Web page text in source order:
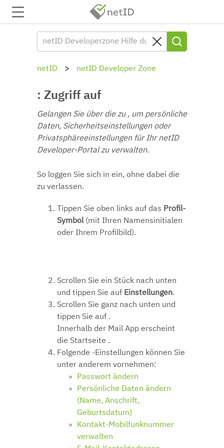
netID netID Developer Zone
: Zugriff auf
Gelangen Sie über die zu , um persönliche
Daten, Sicherheitseinstellungen oder
Privatsphäreeinstellungen für Ihr netID
Developer-Portal zu verwalten.
So loggen Sie sich in ein, ohne dabei die
zu verlassen.
Tippen Sie oben links auf das Profil-
Symbol(mit Ihren Namensinitialen
oder Ihrem Profilbild).
Scrollen Sie ein Stück nach unten
und tippen Sie auf Einstellungen.
Scrollen Sie ganz nach unten und
tippen Sie auf .
Innerhalb der Mail App erscheint
die Startseite .
Folgende -Einstellungen können Sie
unter anderem vornehmen:
Passwort ändern
Persönliche Daten ändern
(Name, Anschrift,
Geburtsdatum)
Kontakt-Mobilfunknummer
verwalten